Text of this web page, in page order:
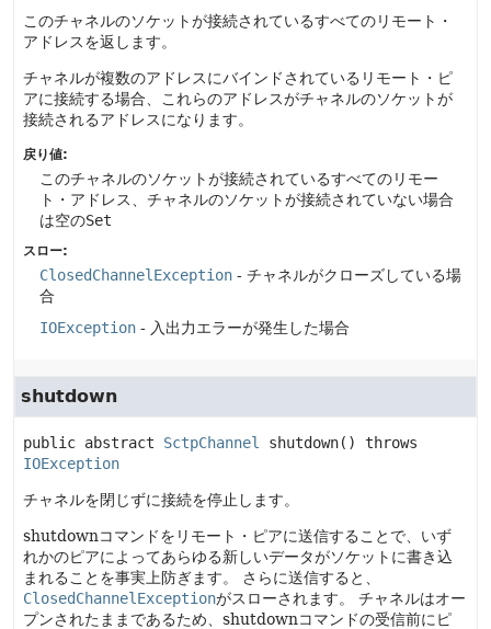
このチャネルのソケットが接続されているすべてのリモート・
アドレスを返します。
チャネルが複数のアドレスにバインドされているリモート・ピ
アに接続する場合、これらのアドレスがチャネルのソケットが
接続されるアドレスになります。
戻り値:
このチャネルのソケットが接続されているすべてのリモー
ト・アドレス、チャネルのソケットが接続されていない場合
は空のSet
スロー:
ClosedChannelException - チャネルがクローズしている場
合
IOException - 入出力エラーが発生した場合
shutdown
public abstract SctpChannel shutdown() throws
IOException
チャネルを閉じずに接続を停止します。
shutdownコマンドをリモート・ピアに送信することで、いず
れかのピアによってあらゆる新しいデータがソケットに書き込
まれることを事実上防ぎます。
さらに送信すると、
ClosedChannelExceptionがスローされます。
チャネルはオー
プンされたままであるため、shutdownコマンドの受信前にピ